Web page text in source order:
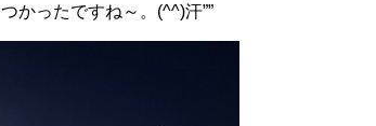
かったですね～。(^^)汗””